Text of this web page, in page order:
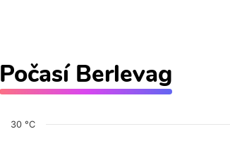
Počasí Berlevag
30 °C